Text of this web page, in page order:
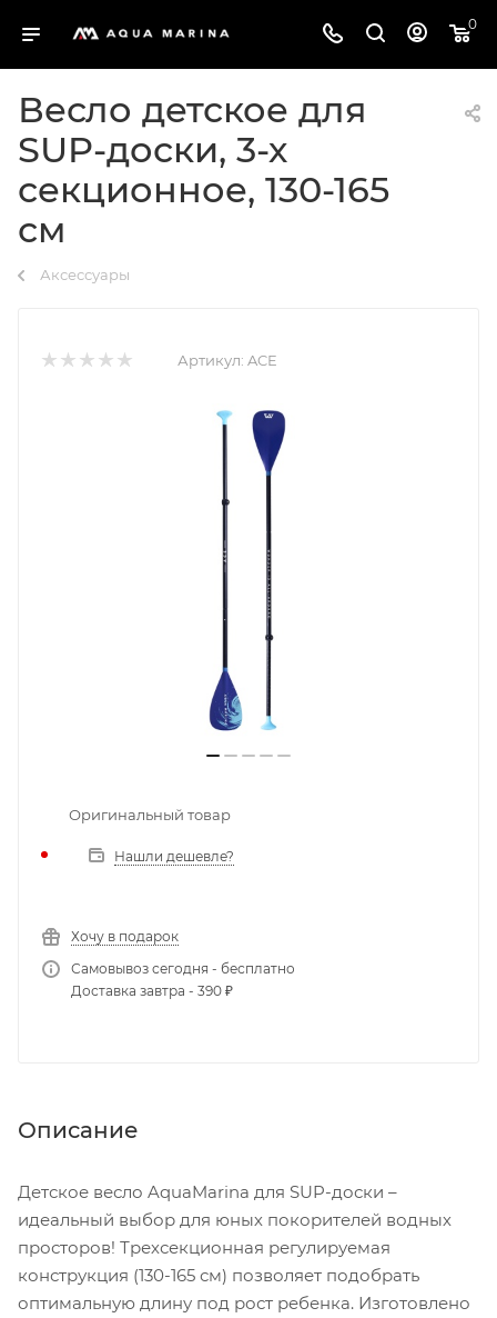
0
Весло детское для
SUP-доски, 3-х
секционное, 130-165
см
Аксессуары
Артикул: ACE
Оригинальный товар
Нашли дешевле?
Хочу в подарок
Самовывоз сегодня - бесплатно
Доставка завтра - 390 ₽
Описание
Детское весло AquaMarina для SUP-доски –
идеальный выбор для юных покорителей водных
просторов! Трехсекционная регулируемая
конструкция (130-165 см) позволяет подобрать
оптимальную длину под рост ребенка. Изготовлено